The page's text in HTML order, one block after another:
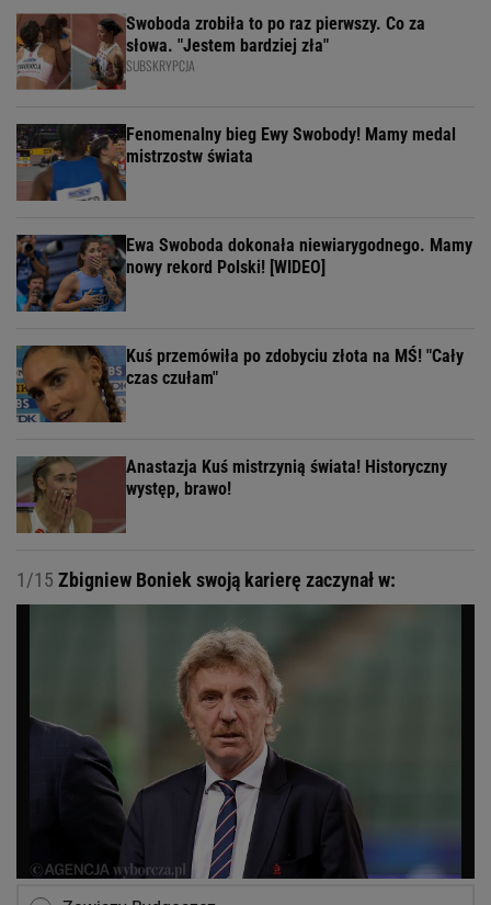
Swoboda zrobiła to po raz pierwszy. Co za
słowa. "Jestem bardziej zła"
SUBSKRYPCJA
Fenomenalny bieg Ewy Swobody! Mamy medal
mistrzostw świata
Ewa Swoboda dokonała niewiarygodnego. Mamy
nowy rekord Polski! [WIDEO]
Kuś przemówiła po zdobyciu złota na MŚ! "Cały
czas czułam"
Anastazja Kuś mistrzynią świata! Historyczny
występ, brawo!
1/15 Zbigniew Boniek swoją karierę zaczynał w: